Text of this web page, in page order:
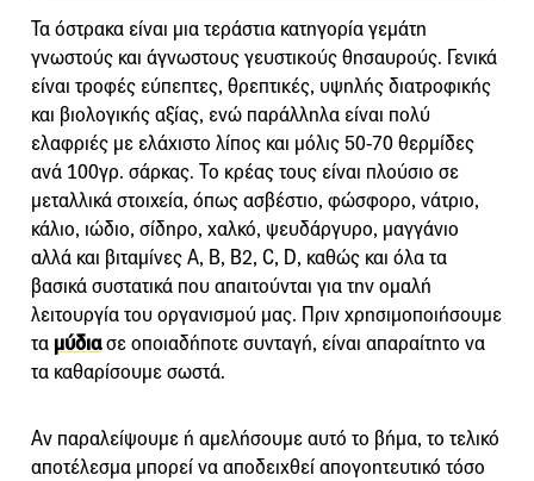
Τα όστρακα είναι μια τεράστια κατηγορία γεμάτη
γνωστούς και άγνωστους γευστικούς θησαυρούς. Γενικά
είναι τροφές εύπεπτες, θρεπτικές, υψηλής διατροφικής
και βιολογικής αξίας, ενώ παράλληλα είναι πολύ
ελαφριές με ελάχιστο λίπος και μόλις 50-70 θερμίδες
ανά 100γρ. σάρκας. Το κρέας τους είναι πλούσιο σε
μεταλλικά στοιχεία, όπως ασβέστιο, φώσφορο, νάτριο,
κάλιο, ιώδιο, σίδηρο, χαλκό, ψευδάργυρο, μαγγάνιο
αλλά και βιταμίνες A, B, B2, C, D, καθώς και όλα τα
βασικά συστατικά που απαιτούνται για την ομαλή
λειτουργία του οργανισμού μας. Πριν χρησιμοποιήσουμε
τα μύδιασε οποιαδήποτε συνταγή, είναι απαραίτητο να
τα καθαρίσουμε σωστά.
Αν παραλείψουμε ή αμελήσουμε αυτό το βήμα, το τελικό
αποτέλεσμα μπορεί να αποδειχθεί απογοητευτικό τόσο